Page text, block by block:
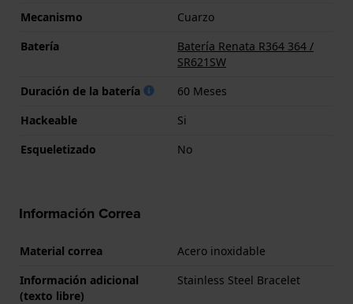
Mecanismo
Cuarzo
Batería
Batería Renata R364 364 /
SR621SW
Duración de la batería
60 Meses
Hackeable
Si
Esqueletizado
No
Información Correa
Material correa
Acero inoxidable
Información adicional
(texto libre)
Stainless Steel Bracelet